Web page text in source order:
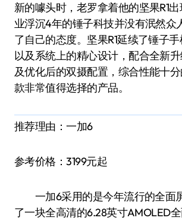
新的噱头时，老罗拿着他的坚果R1
业浮沉4年的锤子科技并没有泯然众
了自己的态度。坚果R1延续了锤子
以及系统上的精心设计，配合全新
及优化后的双摄配置，综合性能十
款非常值得选择的产品。
推荐理由：一加6
参考价格：3199元起
一加6采用的是今年流行的全面
了一块全高清的6.28英寸AMOLED